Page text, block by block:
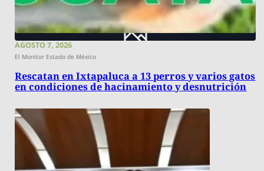
AGOSTO 7, 2026
El Monitor Estado de México
Rescatan en Ixtapaluca a 13 perros y varios gatos
en condiciones de hacinamiento y desnutrición